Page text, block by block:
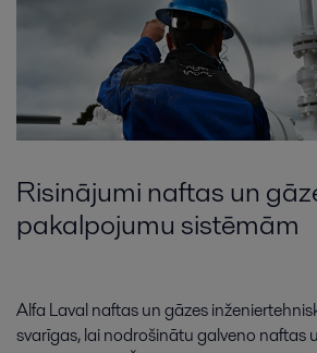
Risinājumi naftas un
pakalpojumu sistēmām
Alfa Laval naftas un gāzes
svarīgas, lai nodrošinātu galveno naftas